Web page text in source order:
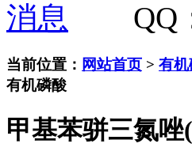
QQ
当前位置： 网站首页 > 有
有机磷酸
甲基苯骈三氮